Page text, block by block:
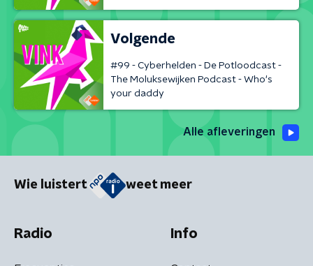
Volgende
#99 - Cyberhelden - De Potloodcast -
The Moluksewijken Podcast - Who's
your daddy
Alle afleveringen
Wie luistert weet meer
Radio Info